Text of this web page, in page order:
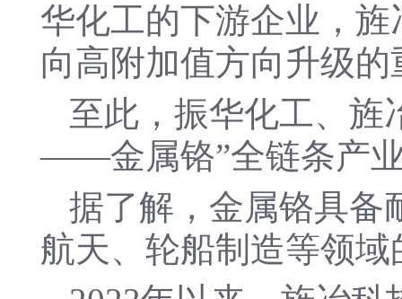
华化工的下游企业，
向高附加值方向升级
至此，振华化工、
——金属铬”全链条产
据了解，金属铬具备
航天、轮船制造等领